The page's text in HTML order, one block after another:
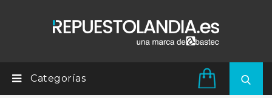
Categorías